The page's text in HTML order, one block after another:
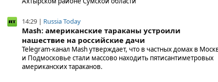
14:29 | Russia Today
Mash: американские тараканы устроили
нашествие на российские дачи
Telegram-канал Mash утверждает, что в частных домах в
и Подмосковье стали массово находить пятисантиметровых
американских тараканов.